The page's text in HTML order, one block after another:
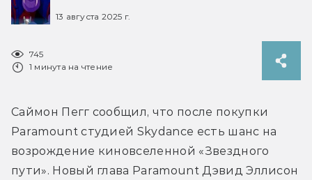
13 августа 2025 г.
745
1 минута на чтение
Саймон Пегг сообщил, что после покупки
Paramount студией Skydance есть шанс на
возрождение киновселенной «Звездного
пути». Новый глава Paramount Дэвид Эллисон